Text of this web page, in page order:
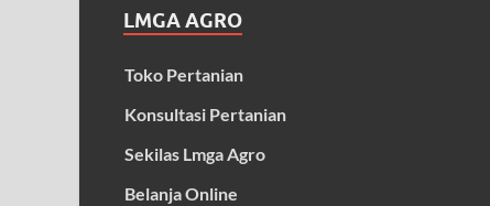
LMGA AGRO
Toko Pertanian
Konsultasi Pertanian
Sekilas Lmga Agro
Belanja Online